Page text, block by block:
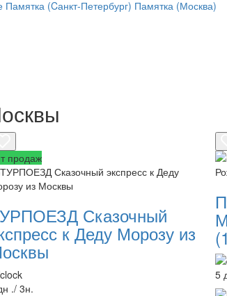
Памятка (Cанкт-Петербург) Памятка (Москва)
продаж
Сказочный
к Деду Морозу из
./ 3н.
5